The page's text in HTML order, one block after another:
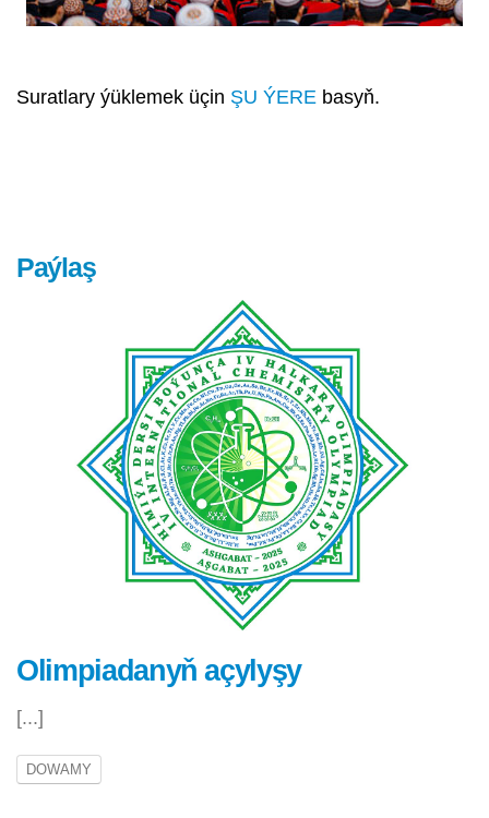
Suratlary ýüklemek üçin ŞU ÝERE basyň.
Paýlaş
Olimpiadanyň açylyşy
[...]
DOWAMY